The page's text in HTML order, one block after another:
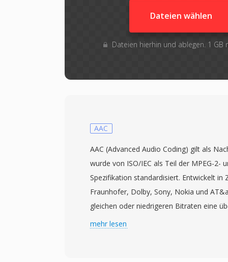
Dateien wählen
Dateien hierhin und ablegen. 1
AAC
AAC (Advanced Audio Coding) gilt als
wurde von ISO/IEC als Teil der MPEG-2-
Spezifikation standardisiert. Entwickelt in
Fraunhofer, Dolby, Sony, Nokia und
gleichen oder niedrigeren Bitraten eine
— ein 96-kbps-AAC-Stream entspricht in
mehr lesen